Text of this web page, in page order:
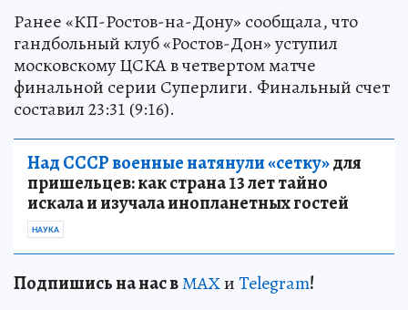
Ранее «КП-Ростов-на-Дону» сообщала, что
гандбольный клуб «Ростов-Дон» уступил
московскому ЦСКА в четвертом матче
финальной серии Суперлиги. Финальный счет
составил 23:31 (9:16).
Над СССР военные натянули «сетку»для
пришельцев: как страна 13 лет тайно
искала и изучала инопланетных гостей
НАУКА
Подпишись на нас вМАХиTelegram!